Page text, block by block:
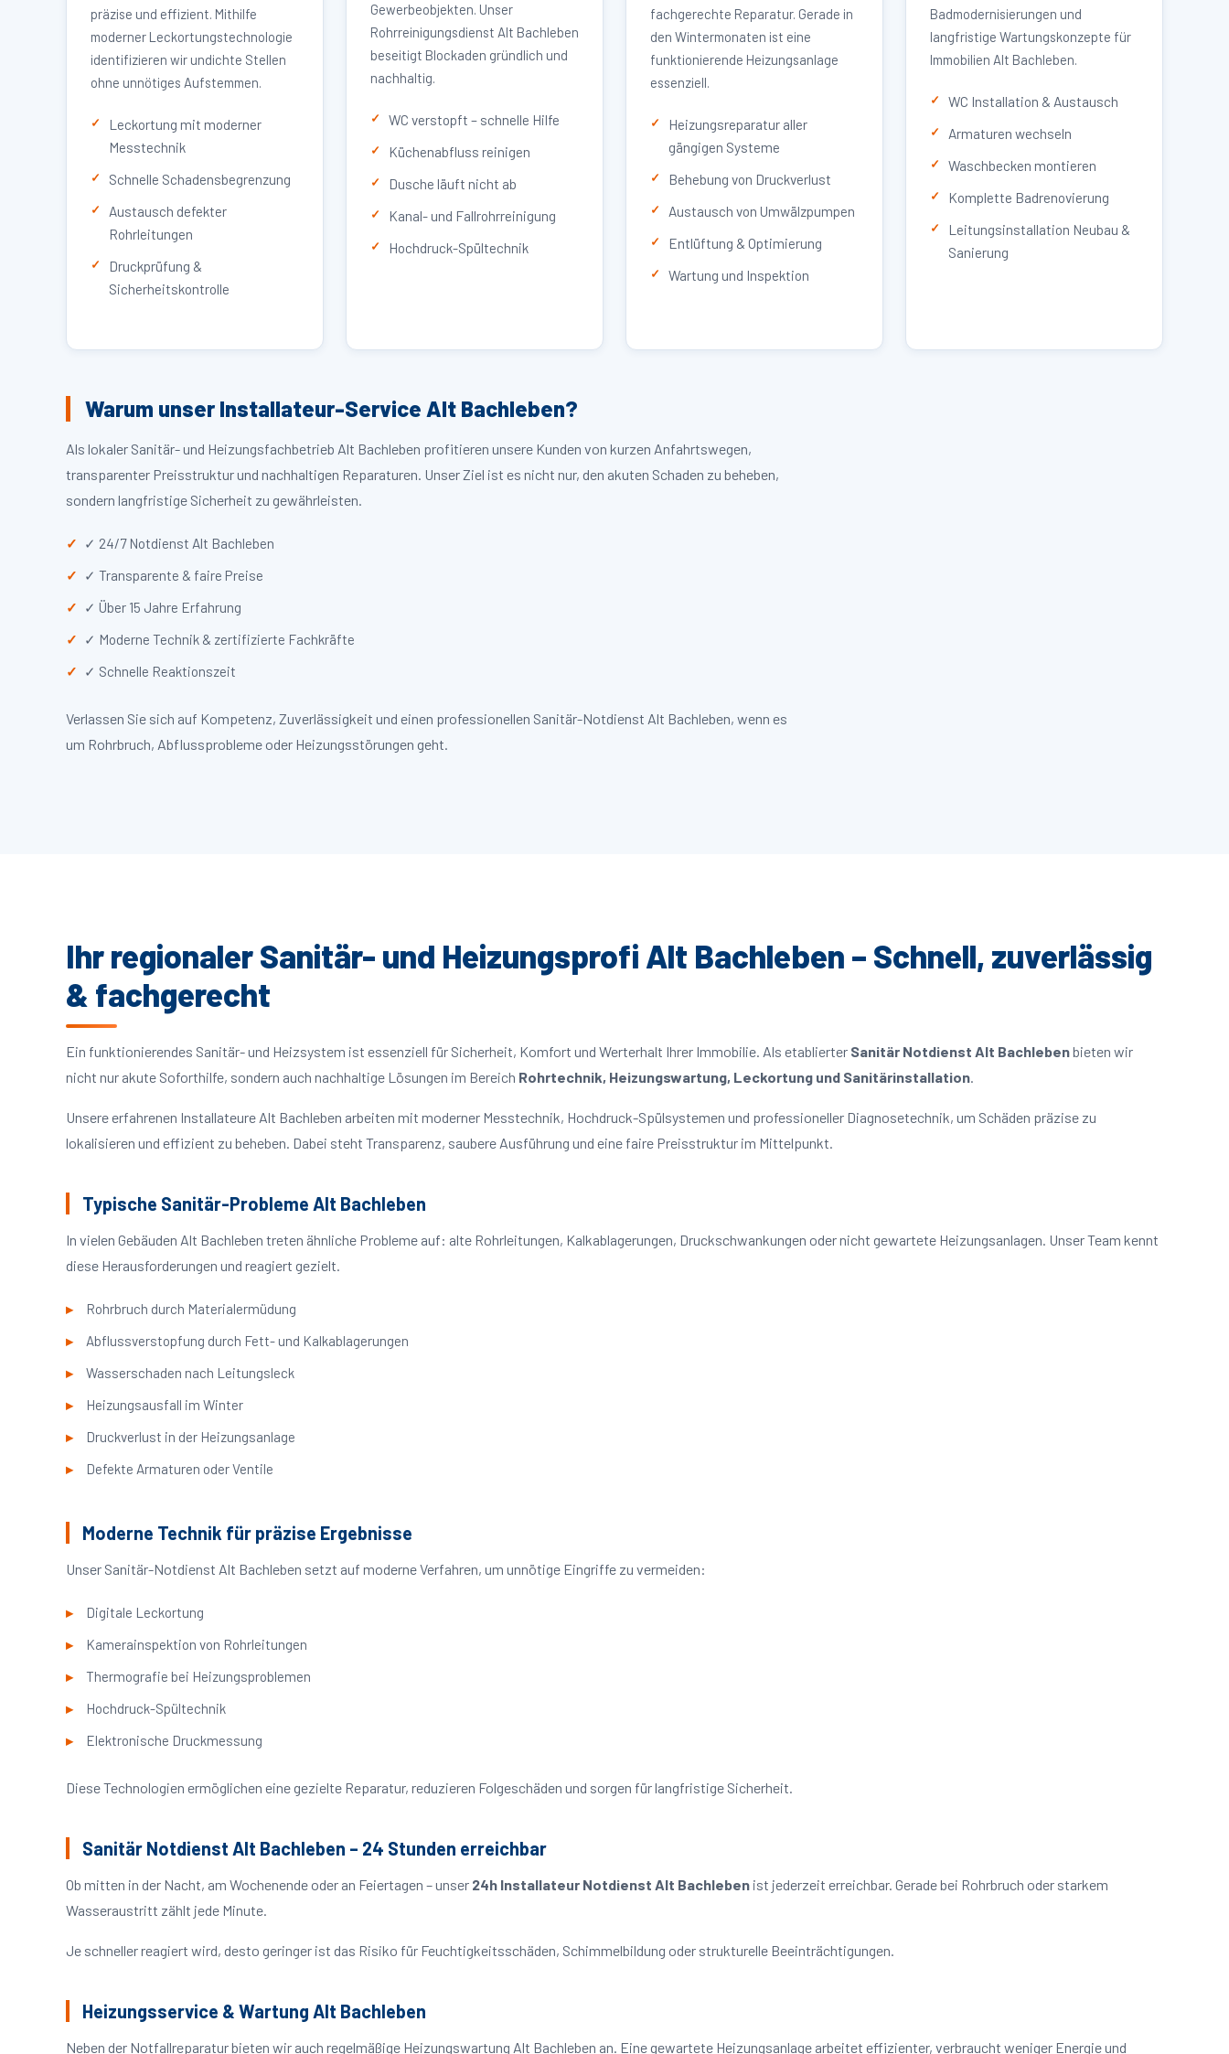
präzise und effizient. Mithilfe
moderner Leckortungstechnologie
identifizieren wir undichte Stellen
ohne unnötiges Aufstemmen.
Leckortung mit moderner
Messtechnik
Schnelle Schadensbegrenzung
Austausch defekter
Rohrleitungen
Druckprüfung &
Sicherheitskontrolle
Gewerbeobjekten. Unser
Rohrreinigungsdienst Alt Bachleben
beseitigt Blockaden gründlich und
nachhaltig.
WC verstopft – schnelle Hilfe
Küchenabfluss reinigen
Dusche läuft nicht ab
Kanal- und Fallrohrreinigung
Hochdruck-Spültechnik
fachgerechte Reparatur. Gerade in
den Wintermonaten ist eine
funktionierende Heizungsanlage
essenziell.
Heizungsreparatur aller
gängigen Systeme
Behebung von Druckverlust
Austausch von Umwälzpumpen
Entlüftung & Optimierung
Wartung und Inspektion
Badmodernisierungen und
langfristige Wartungskonzepte für
Immobilien Alt Bachleben.
WC Installation & Austausch
Armaturen wechseln
Waschbecken montieren
Komplette Badrenovierung
Leitungsinstallation Neubau &
Sanierung
Warum unser Installateur-Service Alt Bachleben?
Als lokaler Sanitär- und Heizungsfachbetrieb Alt Bachleben profitieren unsere Kunden von kurzen Anfahrtswegen,
transparenter Preisstruktur und nachhaltigen Reparaturen. Unser Ziel ist es nicht nur, den akuten Schaden zu beheben,
sondern langfristige Sicherheit zu gewährleisten.
✓ 24/7 Notdienst Alt Bachleben
✓ Transparente & faire Preise
✓ Über 15 Jahre Erfahrung
✓ Moderne Technik & zertifizierte Fachkräfte
✓ Schnelle Reaktionszeit
Verlassen Sie sich auf Kompetenz, Zuverlässigkeit und einen professionellen Sanitär-Notdienst Alt Bachleben, wenn es
um Rohrbruch, Abflussprobleme oder Heizungsstörungen geht.
Ihr regionaler Sanitär- und Heizungsprofi Alt Bachleben – Schnell, zuverlässig
& fachgerecht
Ein funktionierendes Sanitär- und Heizsystem ist essenziell für Sicherheit, Komfort und Werterhalt Ihrer Immobilie. Als etablierter Sanitär Notdienst Alt Bachlebenbieten wir
nicht nur akute Soforthilfe, sondern auch nachhaltige Lösungen im Bereich Rohrtechnik, Heizungswartung, Leckortung und Sanitärinstallation.
Unsere erfahrenen Installateure Alt Bachleben arbeiten mit moderner Messtechnik, Hochdruck-Spülsystemen und professioneller Diagnosetechnik, um Schäden präzise zu
lokalisieren und effizient zu beheben. Dabei steht Transparenz, saubere Ausführung und eine faire Preisstruktur im Mittelpunkt.
Typische Sanitär-Probleme Alt Bachleben
In vielen Gebäuden Alt Bachleben treten ähnliche Probleme auf: alte Rohrleitungen, Kalkablagerungen, Druckschwankungen oder nicht gewartete Heizungsanlagen. Unser Team kennt
diese Herausforderungen und reagiert gezielt.
Rohrbruch durch Materialermüdung
Abflussverstopfung durch Fett- und Kalkablagerungen
Wasserschaden nach Leitungsleck
Heizungsausfall im Winter
Druckverlust in der Heizungsanlage
Defekte Armaturen oder Ventile
Moderne Technik für präzise Ergebnisse
Unser Sanitär-Notdienst Alt Bachleben setzt auf moderne Verfahren, um unnötige Eingriffe zu vermeiden:
Digitale Leckortung
Kamerainspektion von Rohrleitungen
Thermografie bei Heizungsproblemen
Hochdruck-Spültechnik
Elektronische Druckmessung
Diese Technologien ermöglichen eine gezielte Reparatur, reduzieren Folgeschäden und sorgen für langfristige Sicherheit.
Sanitär Notdienst Alt Bachleben – 24 Stunden erreichbar
Ob mitten in der Nacht, am Wochenende oder an Feiertagen – unser 24h Installateur Notdienst Alt Bachleben ist jederzeit erreichbar. Gerade bei Rohrbruch oder starkem
Wasseraustritt zählt jede Minute.
Je schneller reagiert wird, desto geringer ist das Risiko für Feuchtigkeitsschäden, Schimmelbildung oder strukturelle Beeinträchtigungen.
Heizungsservice & Wartung Alt Bachleben
Neben der Notfallreparatur bieten wir auch regelmäßige Heizungswartung Alt Bachleben an. Eine gewartete Heizungsanlage arbeitet effizienter, verbraucht weniger Energie und